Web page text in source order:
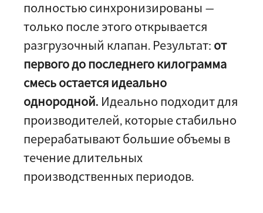
полностью синхронизированы —
только после этого открывается
разгрузочный клапан. Результат: от
первого до последнего килограмма
смесь остается идеально
однородной. Идеально подходит для
производителей, которые стабильно
перерабатывают большие объемы в
течение длительных
производственных периодов.